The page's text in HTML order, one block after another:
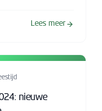
Lees meer
nieuwe